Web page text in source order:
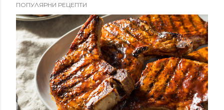
ПОПУЛЯРНИ РЕЦЕПТИ